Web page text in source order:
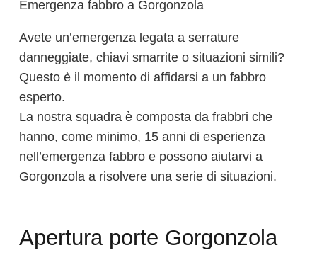
Emergenza fabbro a Gorgonzola
Avete un’emergenza legata a serrature
danneggiate, chiavi smarrite o situazioni simili?
Questo è il momento di affidarsi a un fabbro
esperto.
La nostra squadra è composta da frabbri che
hanno, come minimo, 15 anni di esperienza
nell’emergenza fabbro e possono aiutarvi a
Gorgonzola a risolvere una serie di situazioni.
Apertura porte Gorgonzola